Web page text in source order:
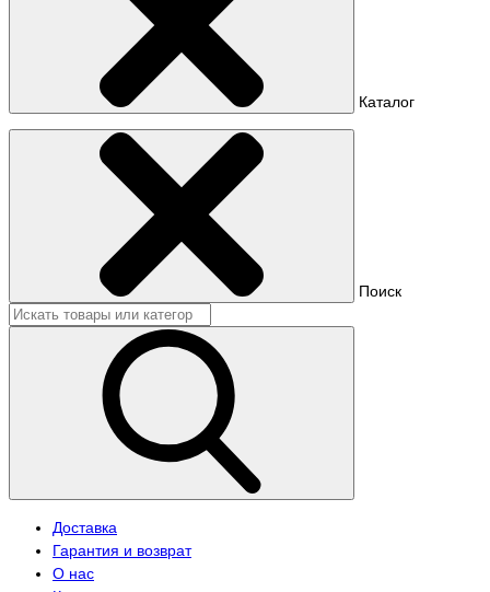
Каталог
Поиск
Доставка
Гарантия и возврат
О нас